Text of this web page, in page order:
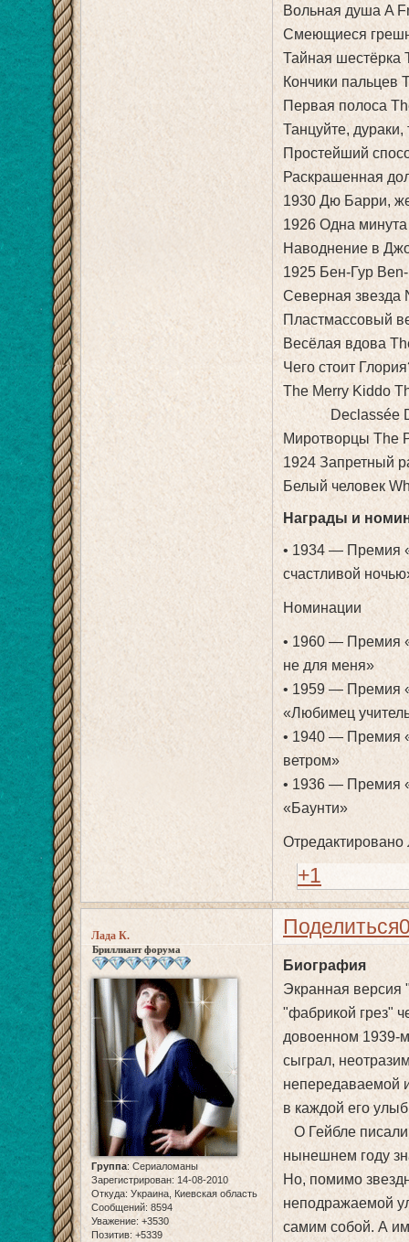
Вольная душа A
Смеющиеся
Тайная шестёрка
Кончики пальцев
Первая полоса
Танцуйте,
Простейший
Раскрашенная
1930 Дю Барри,
1926 Одна
Наводнение в
1925 Бен-Гур
Северная звезда
Пластмассовый
Весёлая вдова
Чего стоит
The Merry Kiddo
Declassée
Миротворцы The
1924 Запретный
Белый человек
Награды и
• 1934 — Премия
счастливой
Номинации
• 1960 — Премия
не для меня»
• 1959 — Премия
«Любимец
• 1940 — Премия
ветром»
• 1936 — Премия
«Баунти»
+1
Поделиться
Лада К.
Бриллиант форума
Группа: Сериаломаны
Зарегистрирован: 14-08-2010
Откуда: Украина, Киевская область
Сообщений: 8594
Уважение: +3530
Позитив: +5339
Биография
Экранная версия
"фабрикой грез"
довоенном 1939-
сыграл,
непередаваемой
в каждой его
О Гейбле
нынешнем году
Но, помимо
неподражаемой
самим собой. А